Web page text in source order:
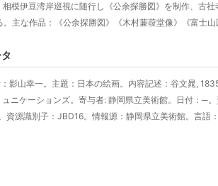
模伊豆湾岸巡視に随行し《公余探勝図》を制作、古
主な作品：《公余探勝図》《木村蒹葭堂像》《富士山
影山幸一。主題：日本の絵画。内容記述：谷文晁,
ニケーションズ。寄与者: 静岡県立美術館。日付：─
源識別子：JBD16。情報源：静岡県立美術館。言語